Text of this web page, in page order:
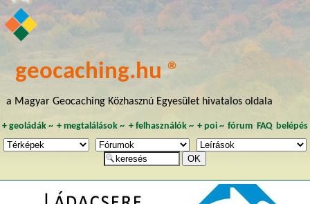
geocaching.hu ®
a Magyar Geocaching Közhasznú Egyesület hivatalos oldala
+ geoládák~ +megtalálások ~ + felhasználók~ + poi~ fórum FAQ belépés